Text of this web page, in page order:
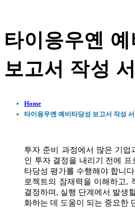
타이응우옌
보고서 작성
Home
타이응우옌 예비타당성 보고서 작성
투자 준비 과정에서 많은 기업
인 투자 결정을 내리기 전에 프
타당성 평가를 수행해야 합니
로젝트의 잠재력을 이해하고,
결정하며, 실행 단계에서 발생
화하는 데 도움이 되는 중요한